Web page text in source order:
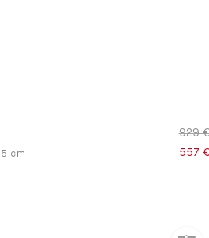
929
557
cm